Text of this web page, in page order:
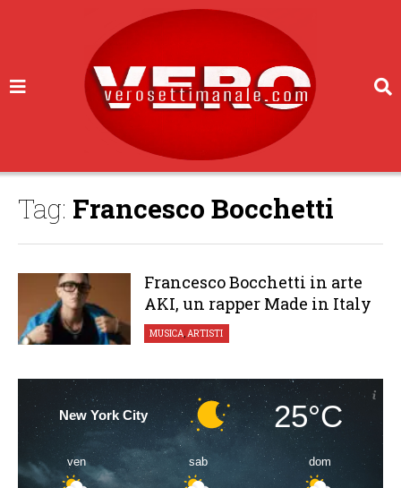
Tag: Francesco Bocchetti
Francesco Bocchetti in arte
AKI, un rapper Made in Italy
MUSICA,ARTISTI
New York City 25°C
ven sab dom